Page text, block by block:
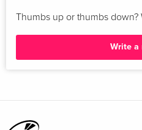
Thumbs up or thumbs down?
Write a